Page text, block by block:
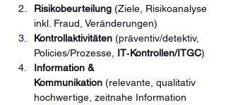
Risikobeurteilung (Ziele, Risikoanalyse
inkl. Fraud, Veränderungen)
Kontrollaktivitäten (präventiv/detektiv,
Policies/Prozesse, IT‑Kontrollen/ITGC)
Information &
Kommunikation (relevante, qualitativ
hochwertige, zeitnahe Information